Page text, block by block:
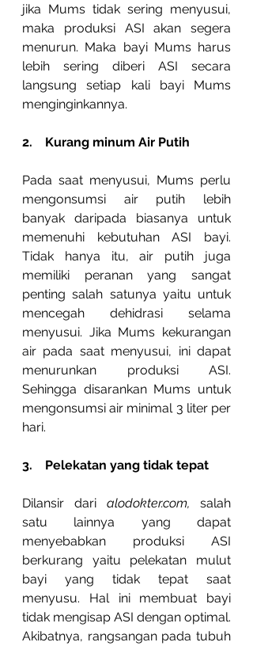
jika Mums tidak sering menyusui,
maka produksi ASI akan segera
menurun. Maka bayi Mums harus
lebih sering diberi ASI secara
langsung setiap kali bayi Mums
menginginkannya.
2.    Kurang minum Air Putih
Pada saat menyusui, Mums perlu
mengonsumsi air putih lebih
banyak daripada biasanya untuk
memenuhi kebutuhan ASI bayi.
Tidak hanya itu, air putih juga
memiliki peranan yang sangat
penting salah satunya yaitu untuk
mencegah dehidrasi selama
menyusui. Jika Mums kekurangan
air pada saat menyusui, ini dapat
menurunkan produksi ASI.
Sehingga disarankan Mums untuk
mengonsumsi air minimal 3 liter per
hari.
3.    Pelekatan yang tidak tepat
Dilansir dari alodokter.com, salah
satu lainnya yang dapat
menyebabkan produksi ASI
berkurang yaitu pelekatan mulut
bayi yang tidak tepat saat
menyusu. Hal ini membuat bayi
tidak mengisap ASI dengan optimal.
Akibatnya, rangsangan pada tubuh